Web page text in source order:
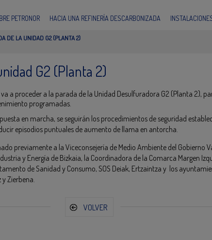
PETRONOR HACIA UNA REFINERÍA DESCARBONIZADA
DE LA UNIDAD G2 (PLANTA 2)
G2 (Planta 2)
a proceder a la parada de la Unidad Desulfuradora G2 (Planta 2),
programadas.
en marcha, se seguirán los procedimientos de seguridad
episodios puntuales de aumento de llama en antorcha.
previamente a la Viceconsejería de Medio Ambiente del Gobierno
y Energía de Bizkaia, la Coordinadora de la Comarca Margen
de Sanidad y Consumo, SOS Deiak, Ertzaintza y los
Zierbena.
VOLVER